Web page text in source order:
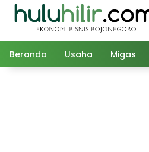
Langsung
Beranda Usaha Migas